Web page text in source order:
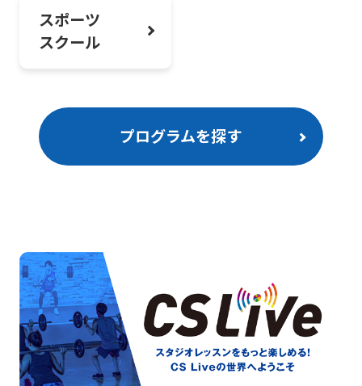
スポーツ
スクール
プログラムを探す